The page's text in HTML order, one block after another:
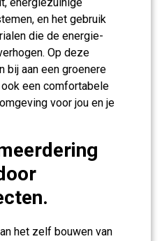
en het gebruik
die de energie-
Op deze
bij aan een groenere
een comfortabele
voor jou en je
het zelf bouwen van